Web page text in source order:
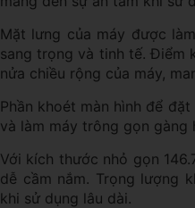
Mặt lưng của máy được
sang trọng và tinh tế. Điểm
nửa chiều rộng của máy,
Phần khoét màn hình để
và làm máy trông gọn gàng
Với kích thước nhỏ gọn
dễ cầm nắm. Trọng lượng
khi sử dụng lâu dài.